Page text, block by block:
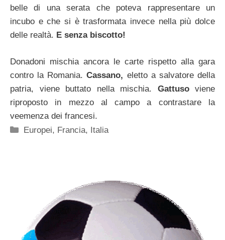
belle di una serata che poteva rappresentare un
incubo e che si è trasformata invece nella più dolce
delle realtà. E senza biscotto!
Donadoni mischia ancora le carte rispetto alla gara
contro la Romania.Cassano, eletto a salvatore della
patria, viene buttato nella mischia. Gattusoviene
riproposto in mezzo al campo a contrastare la
veemenza dei francesi.
Categorie
Europei, Francia, Italia